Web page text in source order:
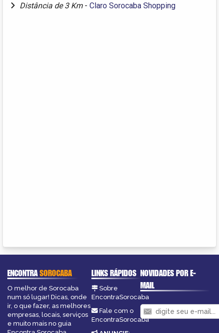
Distância de 3 Km - Claro Sorocaba Shopping
ENCONTRASOROCABA
O melhor de Sorocaba
num só lugar! Dicas, onde
ir, o que fazer, as melhores
empresas, locais, serviços
e muito mais no guia
LINKS RÁPIDOS
Sobre
EncontraSorocaba
Fale com o
EncontraSorocaba
NOVIDADES POR E-
MAIL